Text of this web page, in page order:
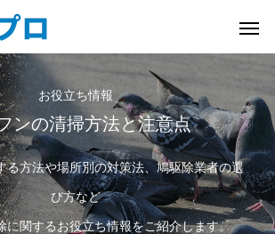
お役立ち情報
ンの清掃方法と注意点
る方法や場所別の対策法、鳩駆除業者の選
び方など
に関するお役立ち情報をご紹介します。